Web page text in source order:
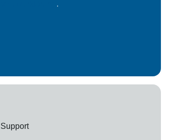
.
Support